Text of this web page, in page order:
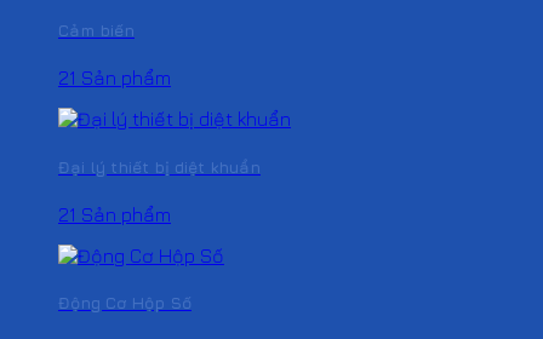
Cảm biến
21 Sản phẩm
Đại lý thiết bị diệt khuẩn
21 Sản phẩm
Động Cơ Hộp Số